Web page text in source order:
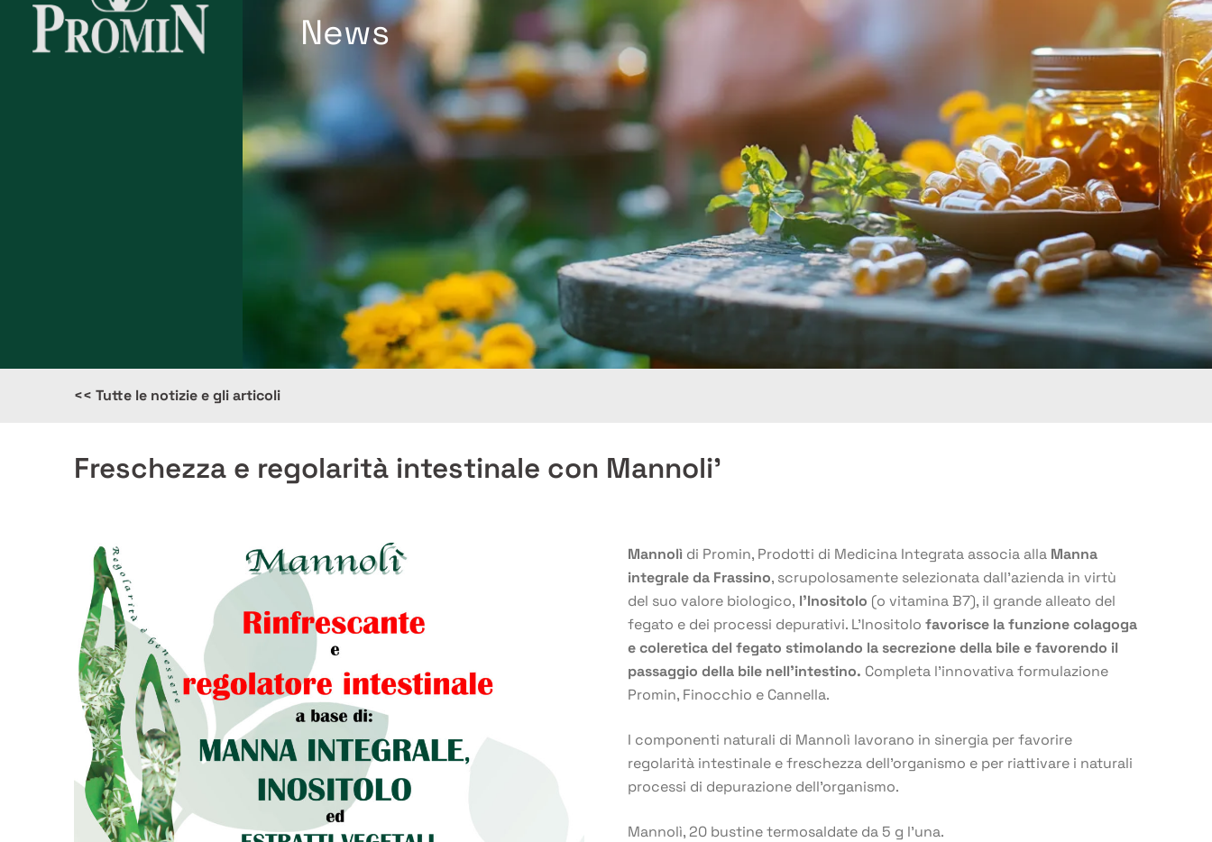
News
<< Tutte le notizie e gli articoli
Freschezza e regolarità intestinale con Mannoli’
Mannolì di Promin, Prodotti di Medicina Integrata associa alla Manna
integrale da Frassino, scrupolosamente selezionata dall’azienda in virtù
del suo valore biologico, l’Inositolo (o vitamina B7), il grande alleato del
fegato e dei processi depurativi. L’Inositolo favorisce la funzione colagoga
e coleretica del fegato stimolando la secrezione della bile e favorendo il
passaggio della bile nell’intestino. Completa l’innovativa formulazione
Promin, Finocchio e Cannella.
I componenti naturali di Mannolì lavorano in sinergia per favorire
regolarità intestinale e freschezza dell’organismo e per riattivare i naturali
processi di depurazione dell’organismo.
Mannolì, 20 bustine termosaldate da 5 g l’una.